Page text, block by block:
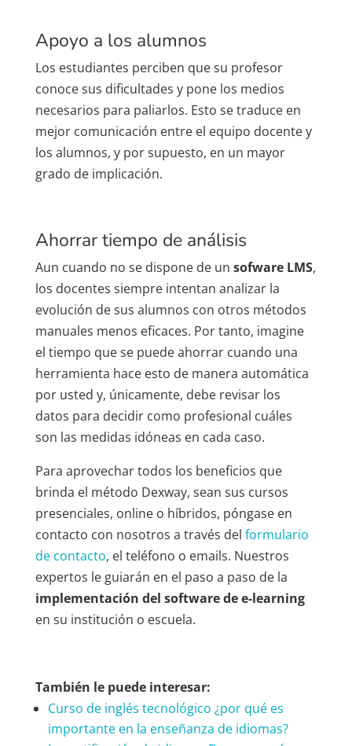
Apoyo a los alumnos
Los estudiantes perciben que su profesor
conoce sus dificultades y pone los medios
necesarios para paliarlos. Esto se traduce en
mejor comunicación entre el equipo docente y
los alumnos, y por supuesto, en un mayor
grado de implicación.
Ahorrar tiempo de análisis
Aun cuando no se dispone de un sofware LMS,
los docentes siempre intentan analizar la
evolución de sus alumnos con otros métodos
manuales menos eficaces. Por tanto, imagine
el tiempo que se puede ahorrar cuando una
herramienta hace esto de manera automática
por usted y, únicamente, debe revisar los
datos para decidir como profesional cuáles
son las medidas idóneas en cada caso.
Para aprovechar todos los beneficios que
brinda el método Dexway, sean sus cursos
presenciales, online o híbridos, póngase en
contacto con nosotros a través del formulario
de contacto, el teléfono o emails. Nuestros
expertos le guiarán en el paso a paso de la
implementación del software de e-learning
en su institución o escuela.
También le puede interesar:
Curso de inglés tecnológico ¿por qué es
importante en la enseñanza de idiomas?